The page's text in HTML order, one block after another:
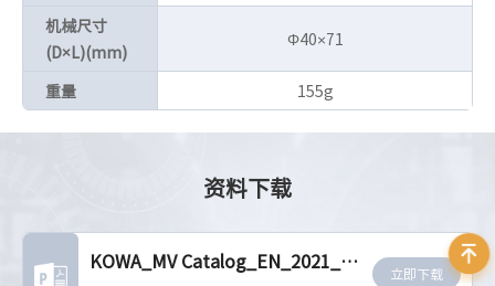
机械尺寸
(D×L)(mm)
Φ40×71
重量 155g
资料下载
KOWA_MV Catalog_EN_2021_ver.2.0 立即下载